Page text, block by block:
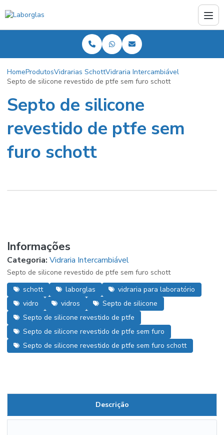
HomeProdutosVidrarias SchottVidraria Intercambiável
Septo de silicone revestido de ptfe sem furo schott
Septo de silicone
revestido de ptfe sem
furo schott
Informações
Categoria: Vidraria Intercambiável
Septo de silicone revestido de ptfe sem furo schott
schott
laborglas
vidraria para laboratório
vidro
vidros
Septo de silicone
Septo de silicone revestido de ptfe
Septo de silicone revestido de ptfe sem furo
Septo de silicone revestido de ptfe sem furo schott
Descrição